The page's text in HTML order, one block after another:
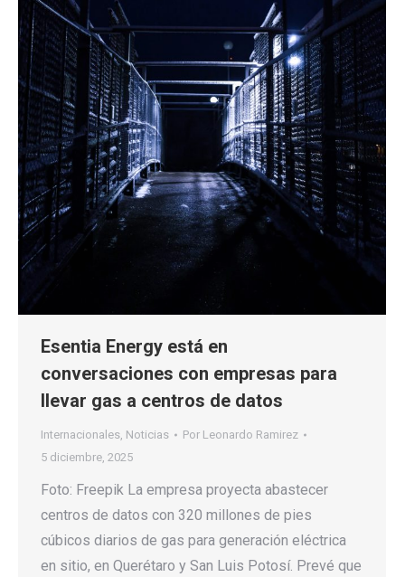
Esentia Energy está en
conversaciones con empresas para
llevar gas a centros de datos
Internacionales, Noticias Por Leonardo Ramirez
5 diciembre, 2025
Foto: Freepik La empresa proyecta abastecer
centros de datos con 320 millones de pies
cúbicos diarios de gas para generación eléctrica
en sitio, en Querétaro y San Luis Potosí. Prevé que